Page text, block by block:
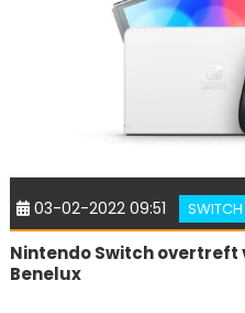
03-02-2022 09:51 SWITCH
Nintendo Switch overtreft
Benelux